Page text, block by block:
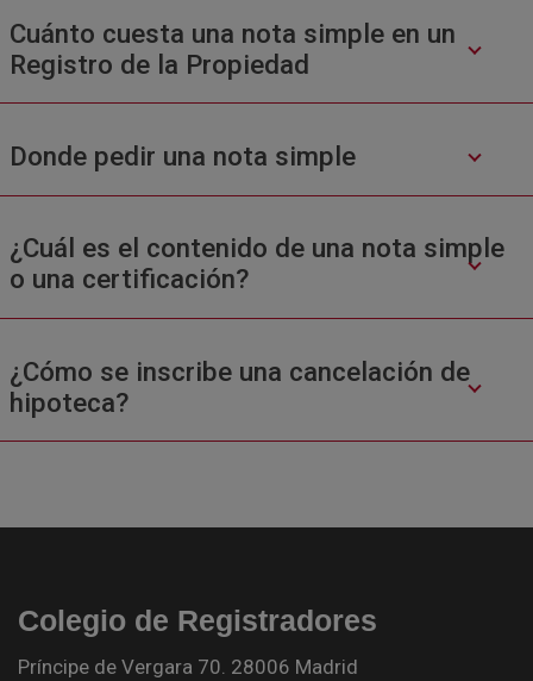
Cuánto cuesta una nota simple en un
Registro de la Propiedad
Donde pedir una nota simple
¿Cuál es el contenido de una nota simple
o una certificación?
¿Cómo se inscribe una cancelación de
hipoteca?
Colegio de Registradores
Príncipe de Vergara 70. 28006 Madrid